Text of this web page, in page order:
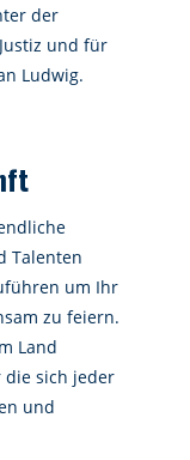
der
und für
Ludwig.
Talenten
um Ihr
zu feiern.
Land
die sich jeder
und